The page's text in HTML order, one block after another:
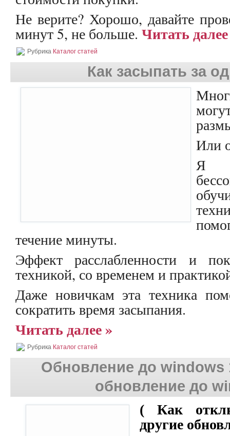
Не верите? Хорошо, давайте
минут 5, не больше. Читать
Рубрика Каталог статей
Как засыпать за
Или
Я
течение минуты.
Эффект расслабленности и
техникой, со временем и
Даже новичкам эта техника
сократить время засыпания.
Читать далее »
Рубрика Каталог статей
Обновление до windows
обновление до
( Как
другие